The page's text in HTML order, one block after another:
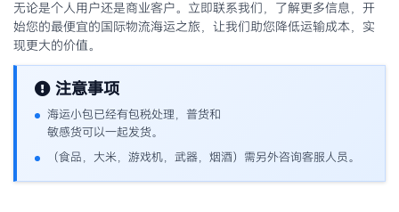
无论是个人用户还是商业客户。立即联系我们，了解更多信息，开
始您的最便宜的国际物流海运之旅，让我们助您降低运输成本，实
现更大的价值。
注意事项
海运小包已经有包税处理，普货和
敏感货可以一起发货。
（食品，大米，游戏机，武器，烟酒）需另外咨询客服人员。